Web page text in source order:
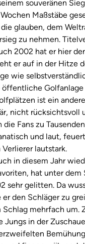
souveränen
Maßstäbe
glauben, dem
zu nehmen.
2002 hat er hier
er auf in der Hitze
wie
öffentliche Golfanlage
ist ein
nicht rücksichtsvoll
Fans zu
und laut,
lautstark.
in diesem Jahr
hat unter dem
sehr gelitten. Da
den Schläger zu
mehrfach um.
Jungs in der